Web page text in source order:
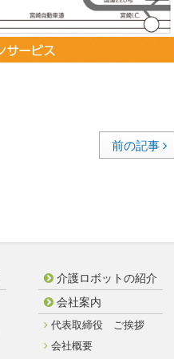
前の記事
介護ロボットの紹介
会社案内
代表取締役 ご挨拶
会社概要